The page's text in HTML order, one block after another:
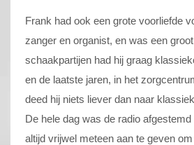
Frank had ook een grote voorliefde
zanger en organist, en was een
schaakpartijen had hij graag
en de laatste jaren, in het
deed hij niets liever dan naar
De hele dag was de radio
altijd vrijwel meteen aan te geven